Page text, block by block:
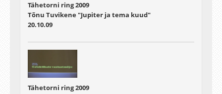
Tähetorni ring 2009
Tõnu Tuvikene "Jupiter ja tema kuud"
20.10.09
Tähetorni ring 2009